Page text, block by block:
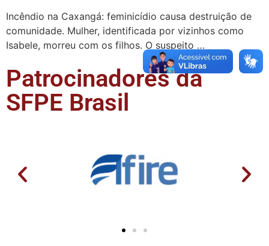
Incêndio na Caxangá: feminicídio causa destruição de
comunidade. Mulher, identificada por vizinhos como
Isabele, morreu com os filhos. O suspeito …
Patrocinadores da
SFPE Brasil